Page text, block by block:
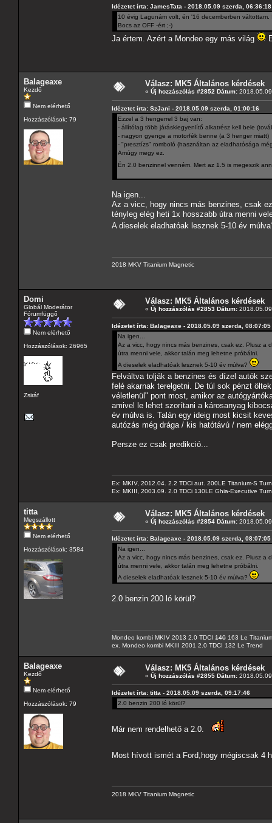
Idézetet írta: JamesTata - 2018.05.09 szerda, 06:36:18
10 évig Lagunám volt, én '16 decemberben
Bocs az OFF -ért ;-)
Ja értem. Azért a Mondeo egy más világ
Balageaxe
Kezdő
Nem elérhető
Hozzászólások: 79
Válasz: MK5 Általános kérdések
« Új hozzászólás #2852 Dátum:
Idézetet írta: SzJani - 2018.05.09 szerda, 01:00:16
Ezzel a 3 hengerrel 3 baj van:
- állítólag több járáskiegyenlítő alkatrész kell bele
- nagyon gyenge a motorfék benne (a 3 henger miatt)
- "presztízs" romboló (használtan az eladhatósága
Amúgy megy ez.
Én 2.0 benzinnel venném. Mert az 1.5 is megeszik
Na igen...
Az a vicc, hogy nincs más benzines, csak
tényleg elég heti 1x hosszabb útra menni
A dieselek eladhatóak lesznek 5-10 év
2018 MKV Titanium Magnetic
Domi
Globál Moderátor
Fórumfüggő
Nem elérhető
Hozzászólások: 26965
Zsiráf
Válasz: MK5 Általános kérdések
« Új hozzászólás #2853 Dátum:
Idézetet írta: Balageaxe - 2018.05.09 szerda, 08:07:05
Na igen...
Az a vicc, hogy nincs más benzines, csak ez. Plusz a
útra menni vele, akkor talán meg lehetne próbálni.
A dieselek eladhatóak lesznek 5-10 év múlva?
Felváltva tolják a benzines és dízel autók
felé akarnak terelgetni. De túl sok pénzt
véletlenül" pont most, amikor az
amivel le lehet szorítani a károsanyag
év múlva is. Talán egy ideig most kicsit
autózás még drága / kis hatótávú / nem
Persze ez csak predikció...
Ex: MKIV, 2012.04. 2.2 TDCi aut. 200LE Titanium-S
Ex: MKIII, 2003.09. 2.0 TDCi 130LE Ghia-Executive
titta
Megszállott
Nem elérhető
Hozzászólások: 3584
Válasz: MK5 Általános kérdések
« Új hozzászólás #2854 Dátum:
Idézetet írta: Balageaxe - 2018.05.09 szerda, 08:07:05
Na igen...
Az a vicc, hogy nincs más benzines, csak ez. Plusz a
útra menni vele, akkor talán meg lehetne próbálni.
A dieselek eladhatóak lesznek 5-10 év múlva?
2.0 benzin 200 ló körül?
Mondeo kombi MKIV 2013 2.0 TDCI 140 163 Le
ex. Mondeo kombi MKIII 2001 2.0 TDCI 132 Le Trend
Balageaxe
Kezdő
Nem elérhető
Hozzászólások: 79
Válasz: MK5 Általános kérdések
« Új hozzászólás #2855 Dátum:
Idézetet írta: titta - 2018.05.09 szerda, 09:17:46
2.0 benzin 200 ló körül?
Már nem rendelhető a 2.0.
Most hívott ismét a Ford,hogy mégiscsak 4
2018 MKV Titanium Magnetic